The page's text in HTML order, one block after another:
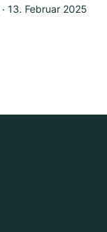
‧ 13. Februar 2025